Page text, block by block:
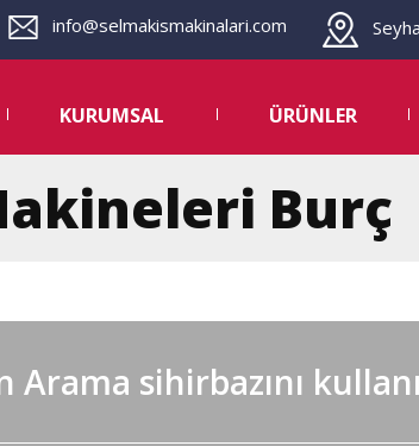
info@selmakismakinalari.com
KURUMSAL ÜRÜNLER
Burç
sihirbazını